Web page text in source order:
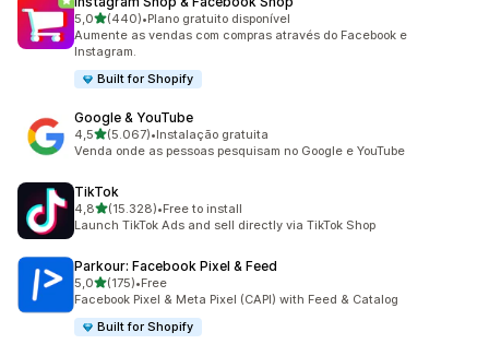
5,0de 5 estrelas
(440)
440 total de avaliações
•Plano gratuito disponível
Aumente as vendas com compras através do Facebook e
Instagram.
Built for Shopify
Google & YouTube
4,5de 5 estrelas
(5.067)
5067 total de avaliações
•Instalação gratuita
Venda onde as pessoas pesquisam no Google e YouTube
TikTok
4,8de 5 estrelas
(15.328)
15328 total de avaliações
•Free to install
Launch TikTok Ads and sell directly via TikTok Shop
Parkour: Facebook Pixel & Feed
5,0de 5 estrelas
(175)
175 total de avaliações
•Free
Facebook Pixel & Meta Pixel (CAPI) with Feed & Catalog
Built for Shopify